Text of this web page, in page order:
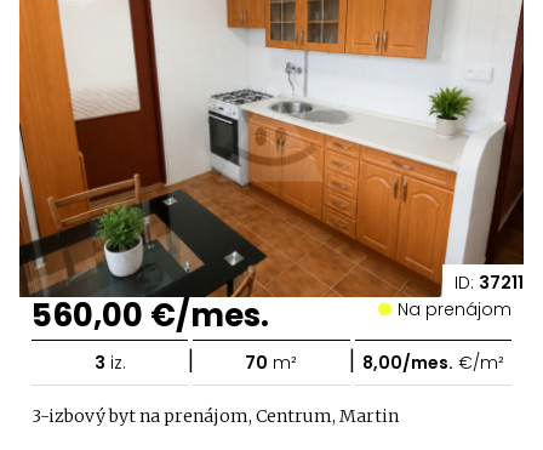
ID: 37211
560,00 €/mes. Na prenájom
3 iz. | 70 m² | 8,00/mes. €/m²
3-izbový byt na prenájom, Centrum, Martin